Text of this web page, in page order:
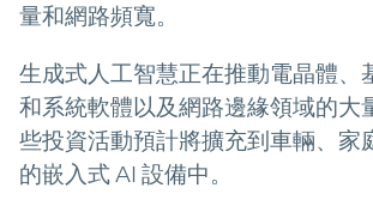
量和網路頻寬。
生成式人工智慧正在推動電晶體、
和系統軟體以及網路邊緣領域的大
些投資活動預計將擴充到車輛、家
的嵌入式 AI 設備中。